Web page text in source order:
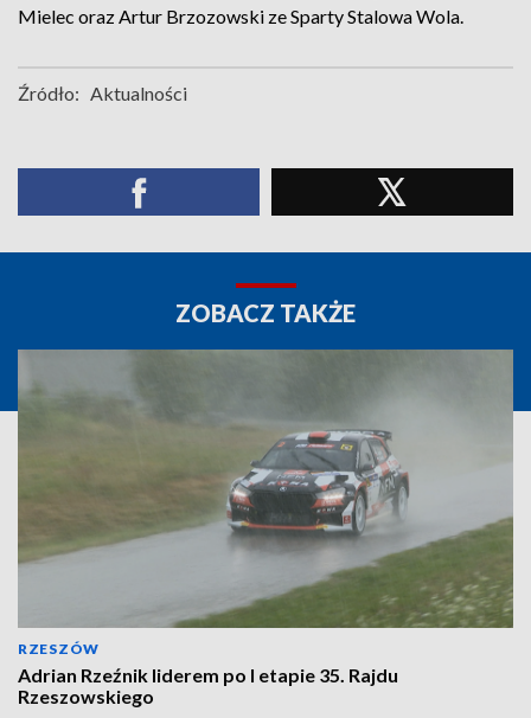
Mielec oraz Artur Brzozowski ze Sparty Stalowa Wola.
Źródło: Aktualności
ZOBACZ TAKŻE
RZESZÓW
Adrian Rzeźnik liderem po I etapie 35. Rajdu
Rzeszowskiego